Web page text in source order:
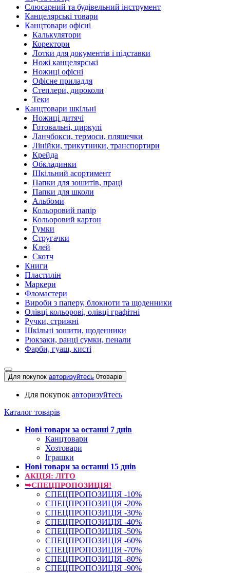
Слюсарний та будівельний інструмент
Канцелярські товари
Канцтовари офісні
Калькулятори
Коректори
Лотки для документів і підставки
Ножі канцелярські
Ножиці офісні
Офісне приладдя
Степлери, дироколи
Теки
Канцтовари шкільні
Ножиці дитячі
Готовальні, циркулі
Ланчбокси, термоси, пляшечки
Лінійки, трикутники, транспортири
Крейда
Обкладинки
Шкільний асортимент
Папки для зошитів, праці
Папки для школи
Альбоми
Кольоровий папір
Кольоровий картон
Гумки
Стругачки
Клей
Скотч
Книги
Пластилін
Маркери
Фломастери
Вироби з паперу, блокноти та щоденники
Олівці кольорові, олівці графітні
Ручки, стрижні
Шкільні зошити, щоденники
Рюкзаки, ранці сумки, пенали
Фарби, гуаш, кисті
Для покупок авторизуйтесь 0товарів
Для покупок авторизуйтесь
Каталог товарів
Нові товари за останнi 7 днiв
Канцтовари
Хозтовари
Іграшки
Нові товари за останнi 15 днiв
АКЦІЯ: ЛІТО
➥СПЕЦПРОПОЗИЦІЯ!
СПЕЦПРОПОЗИЦІЯ -10%
СПЕЦПРОПОЗИЦІЯ -20%
СПЕЦПРОПОЗИЦІЯ -30%
СПЕЦПРОПОЗИЦІЯ -40%
СПЕЦПРОПОЗИЦІЯ -50%
СПЕЦПРОПОЗИЦІЯ -60%
СПЕЦПРОПОЗИЦІЯ -70%
СПЕЦПРОПОЗИЦІЯ -80%
СПЕЦПРОПОЗИЦІЯ -90%